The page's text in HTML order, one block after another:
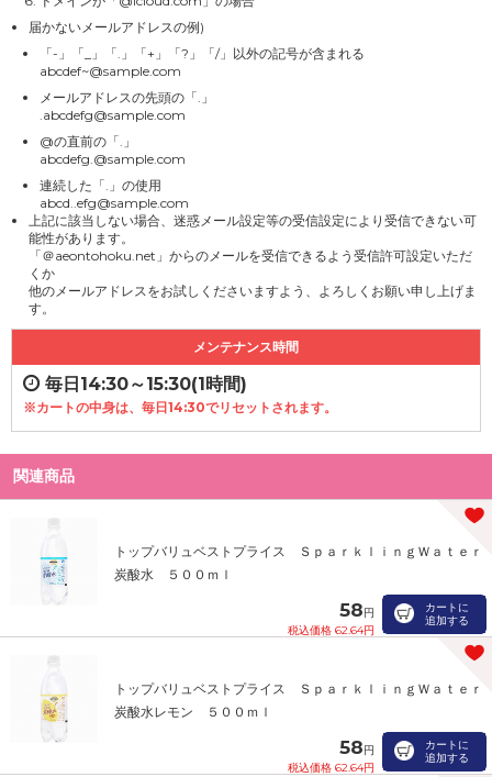
届かないメールアドレスの例)
「-」「_」「.」「+」「?」「/」以外の記号が含まれる
abcdef~@sample.com
メールアドレスの先頭の「.」
.abcdefg@sample.com
@の直前の「.」
abcdefg.@sample.com
連続した「.」の使用
abcd..efg@sample.com
上記に該当しない場合、迷惑メール設定等の受信設定により受信できない可
能性があります。
「＠aeontohoku.net」からのメールを受信できるよう受信許可設定いただ
くか
他のメールアドレスをお試しくださいますよう、よろしくお願い申し上げま
す。
メンテナンス時間
毎日14:30～15:30(1時間)
※カートの中身は、毎日14:30でリセットされます。
関連商品
トップバリュベストプライス ＳｐａｒｋｌｉｎｇＷａｔｅｒ
炭酸水 ５００ｍｌ
58円
税込価格 62.64円
カートに
追加する
トップバリュベストプライス ＳｐａｒｋｌｉｎｇＷａｔｅｒ
炭酸水レモン ５００ｍｌ
58円
税込価格 62.64円
カートに
追加する